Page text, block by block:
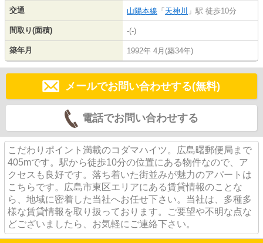
交通 山陽本線 「 天神川 」駅 徒歩10分
間取り(面積) -(-)
築年月 1992年 4月(築34年)
メールでお問い合わせする(無料)
電話でお問い合わせする
こだわりポイント満載のコダマハイツ。広島曙郵便局まで
405mです。駅から徒歩10分の位置にある物件なので、ア
クセスも良好です。落ち着いた街並みが魅力のアパートは
こちらです。広島市東区エリアにある賃貸情報のことな
ら、地域に密着した当社へお任せ下さい。当社は、多種多
様な賃貸情報を取り扱っております。ご要望や不明な点な
どございましたら、お気軽にご連絡下さい。